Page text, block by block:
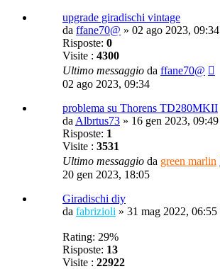
upgrade giradischi vintage
da ffane70@ » 02 ago 2023, 09:34
Risposte: 0
Visite : 4300
Ultimo messaggio da ffane70@
02 ago 2023, 09:34
problema su Thorens TD280MKII
da Albrtus73 » 16 gen 2023, 09:49
Risposte: 1
Visite : 3531
Ultimo messaggio da green marlin
20 gen 2023, 18:05
Giradischi diy
da fabrizioli » 31 mag 2022, 06:55
Rating: 29%
Risposte: 13
Visite : 22922